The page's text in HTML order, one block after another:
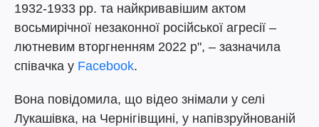
1932-1933 рр. та найкривавішим актом
восьмирічної незаконної російської агресії –
лютневим вторгненням 2022 р", – зазначила
співачка у Facebook.
Вона повідомила, що відео знімали у селі
Лукашівка, на Чернігівщині, у напівзруйнованій